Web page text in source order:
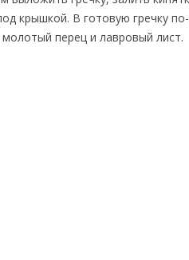
крышкой. В готовую гречку
перец и лавровый лист.